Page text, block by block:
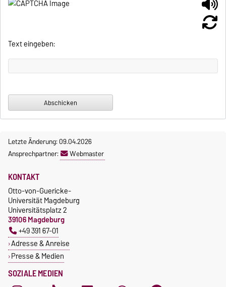
Text eingeben:
Letzte Änderung: 09.04.2026
Ansprechpartner:
Webmaster
SOZIALE MEDIEN
KONTAKT
Otto-von-Guericke-
Universität Magdeburg
Universitätsplatz 2
39106 Magdeburg
+49 391 67-01
Adresse & Anreise
Presse & Medien